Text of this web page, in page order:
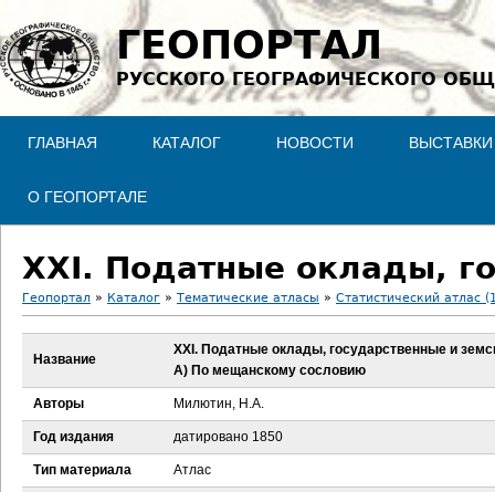
Jump to navigation
ГЕОПОРТАЛ
РУССКОГО ГЕОГРАФИЧЕСКОГО
ГЛАВНАЯ КАТАЛОГ НОВОСТИ ВЫСТАВКИ
О ГЕОПОРТАЛЕ
В
з
д
Геопортал » Каталог » Тематические атласы » Статистический атлас
Название
XXI. Податные оклады, государственные и
А) По мещанскому сословию
Авторы Милютин, Н.А.
Год издания датировано 1850
Тип материала Атлас